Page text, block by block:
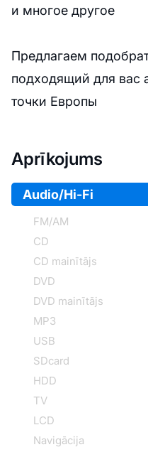
и многое другое
Предлагаем
подходящий для вас
точки Европы
Aprīkojums
Audio/Hi-Fi
FM/AM
CD
CD mainītājs
DVD
DVD mainītājs
MP3
USB
SDcard
HDD
TV
LCD
Navigācija